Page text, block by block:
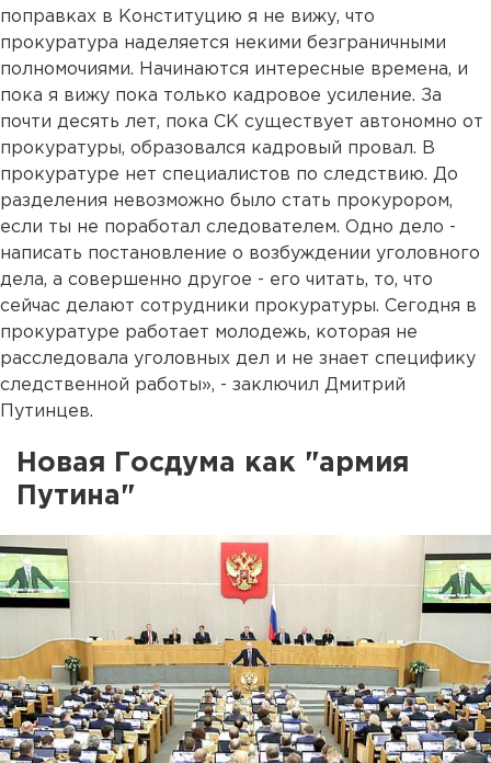
поправках в Конституцию я не вижу, что
прокуратура наделяется некими безграничными
полномочиями. Начинаются интересные времена, и
пока я вижу пока только кадровое усиление. За
почти десять лет, пока СК существует автономно от
прокуратуры, образовался кадровый провал. В
прокуратуре нет специалистов по следствию. До
разделения невозможно было стать прокурором,
если ты не поработал следователем. Одно дело -
написать постановление о возбуждении уголовного
дела, а совершенно другое - его читать, то, что
сейчас делают сотрудники прокуратуры. Сегодня в
прокуратуре работает молодежь, которая не
расследовала уголовных дел и не знает специфику
следственной работы», - заключил Дмитрий
Путинцев.
Новая Госдума как "армия
Путина"